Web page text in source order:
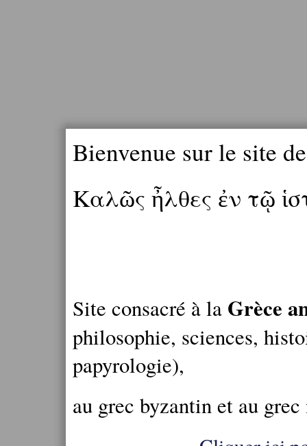
Bienvenue sur le site
Καλῶς ἦλθες ἐν τῷ
Site consacré à la Grèce
philosophie, sciences,
papyrologie),
au grec byzantin et au